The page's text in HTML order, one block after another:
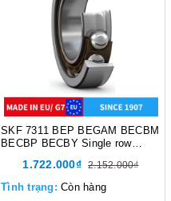
SKF 7311 BEP BEGAM BECBM
BECBP BECBY Single row
Vòng bi tiếp xúc góc,
d55xD120xB29 mm, Xuất sứ
EU/G7
1.722.000₫ 2.152.000₫
Tình trạng: Còn hàng